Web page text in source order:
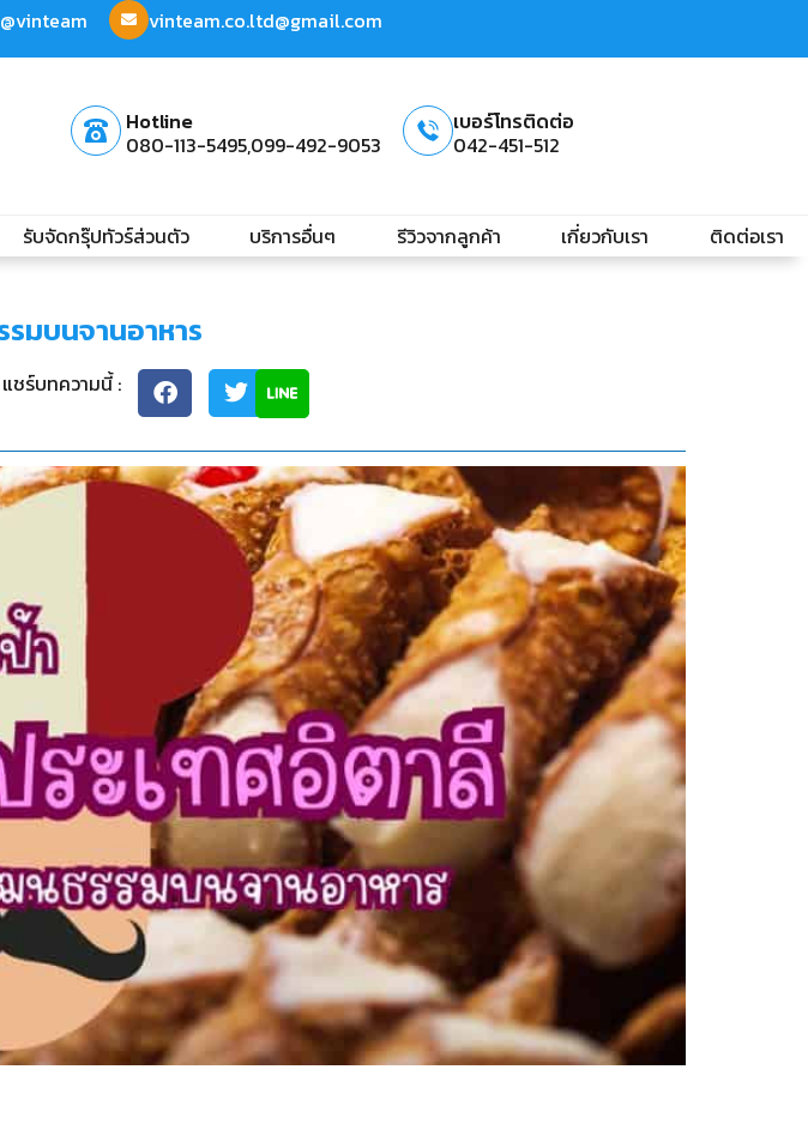
@vinteam vinteam.co.ltd@gmail.com
Hotline
080-113-5495,099-492-9053
เบอร์โทรติดต่อ
042-451-512
รับจัดกรุ๊ปทัวร์ส่วนตัว บริการอื่นๆ รีวิวจากลูกค้า เกี่ยวกับเรา ติดต่อเรา
มบนจานอาหาร
แชร์บทความนี้ :